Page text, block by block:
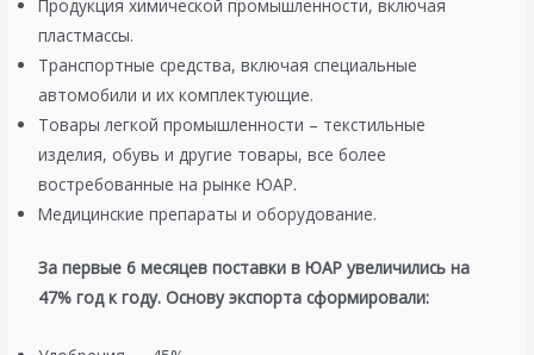
Продукция химической промышленности, включая
пластмассы.
Транспортные средства, включая специальные
автомобили и их комплектующие​.
Товары легкой промышленности – текстильные
изделия, обувь и другие товары, все более
востребованные на рынке ЮАР​.
Медицинские препараты и оборудование.
За первые 6 месяцев поставки в ЮАР увеличились на
47% год к году. Основу экспорта сформировали: